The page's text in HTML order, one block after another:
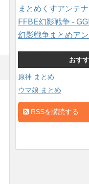
まとめくすアンテナ
FFBE幻影戦争 -
幻影戦争まとめア
おす
原神 まとめ
ウマ娘 まとめ
RSSを購読する